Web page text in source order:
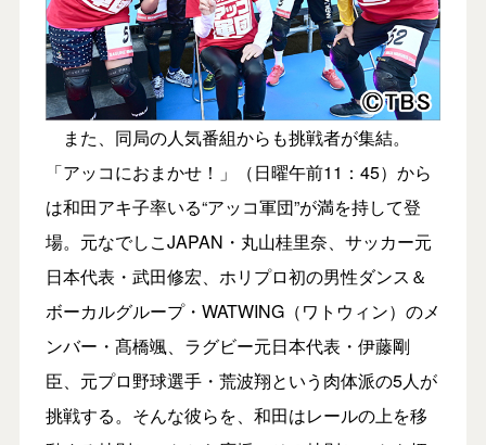
また、同局の人気番組からも挑戦者が集結。
「アッコにおまかせ！」（日曜午前11：45）から
は和田アキ子率いる“アッコ軍団”が満を持して登
場。元なでしこJAPAN・丸山桂里奈、サッカー元
日本代表・武田修宏、ホリプロ初の男性ダンス＆
ボーカルグループ・WATWING（ワトウィン）のメ
ンバー・髙橋颯、ラグビー元日本代表・伊藤剛
臣、元プロ野球選手・荒波翔という肉体派の5人が
挑戦する。そんな彼らを、和田はレールの上を移